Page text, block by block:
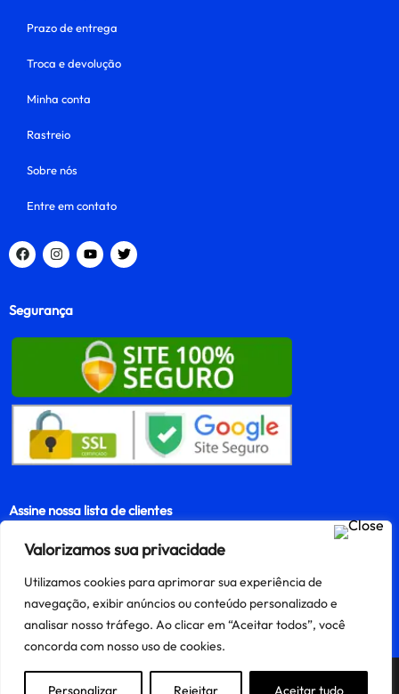
Valorizamos sua privacidade
Utilizamos cookies para aprimorar sua experiência de
navegação, exibir anúncios ou conteúdo personalizado e
analisar nosso tráfego. Ao clicar em “Aceitar todos”, você
concorda com nosso uso de cookies.
Personalizar Rejeitar Aceitar tudo
Prazo de entrega
Troca e devolução
Minha conta
Rastreio
Sobre nós
Entre em contato
Segurança
Assine nossa lista de clientes
Assinar
Precisa de ajuda?